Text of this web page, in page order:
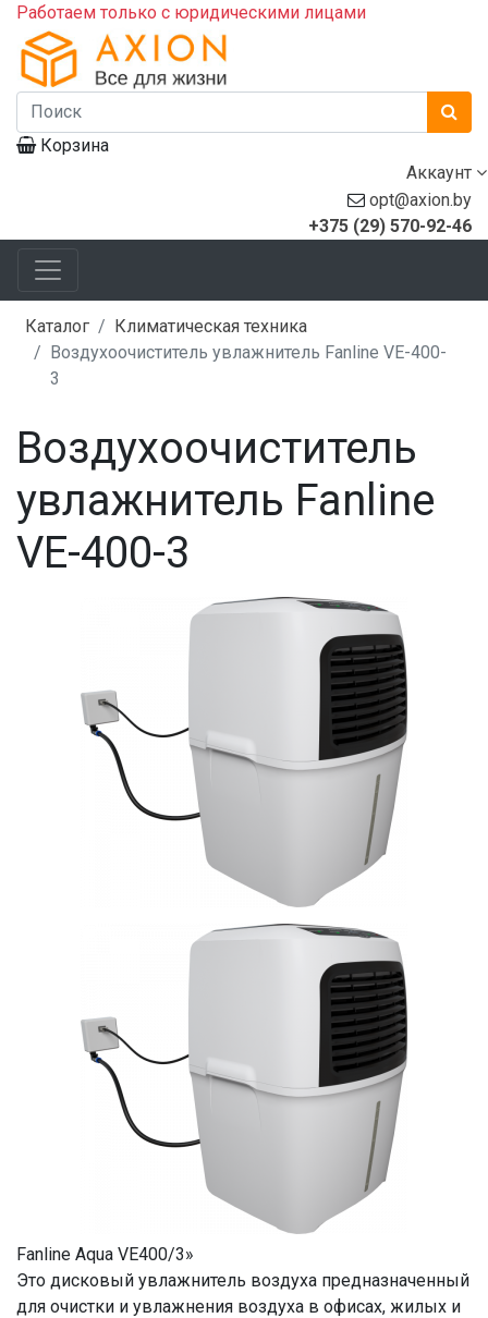
Работаем только с юридическими лицами
Корзина
Аккаунт
opt@axion.by
+375 (29) 570-92-46
Каталог
Климатическая техника
Воздухоочиститель увлажнитель Fanline VE-400-
3
Воздухоочиститель
увлажнитель Fanline
VE-400-3
Fanline Aqua VE400/3»
Это дисковый увлажнитель воздуха предназначенный
для очистки и увлажнения воздуха в офисах, жилых и